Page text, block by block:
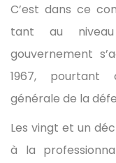
C’est dans ce
tant au niveau
gouvernement
1967, pourtant
générale de la
Les vingt et un
à la